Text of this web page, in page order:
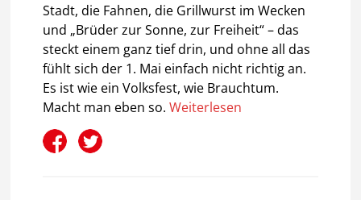
Stadt, die Fahnen, die Grillwurst im Wecken
und „Brüder zur Sonne, zur Freiheit“ – das
steckt einem ganz tief drin, und ohne all das
fühlt sich der 1. Mai einfach nicht richtig an.
Es ist wie ein Volksfest, wie Brauchtum.
Macht man eben so.Weiterlesen